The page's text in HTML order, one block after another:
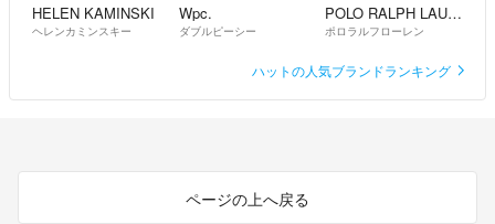
HELEN KAMINSKI
ヘレンカミンスキー
Wpc.
ダブルピーシー
POLO RALPH LAUREN
ポロラルフローレン
ハットの人気ブランドランキング
ページの上へ戻る